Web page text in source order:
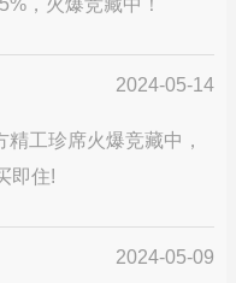
2024-05-14
工珍席火爆竞藏中，
即住!
2024-05-09